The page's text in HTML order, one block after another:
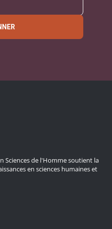
Sciences de l'Homme soutient la
en sciences humaines et